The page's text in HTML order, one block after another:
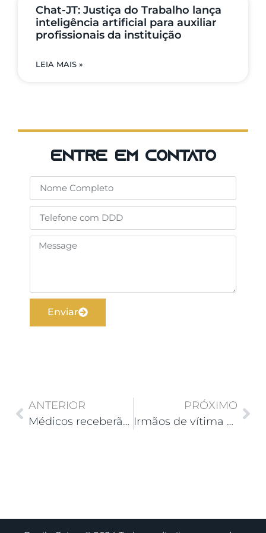
Chat-JT: Justiça do Trabalho lança
inteligência artificial para auxiliar
profissionais da instituição
LEIA MAIS »
entre em contato
Enviar
ANTERIOR
Médicos receberão indenização por período irregular de aposentadoria compulsória
PRÓXIMO
Irmãos de vítima de acidente de trabalho não têm de ser dependentes econômicos para buscar indenização